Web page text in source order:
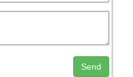
Send